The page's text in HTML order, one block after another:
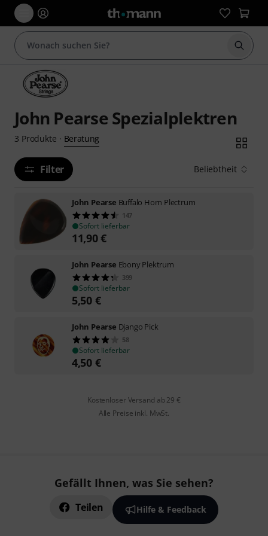
Suche
John Pearse Spezialplektren
3 Produkte · Beratung
Filter Beliebtheit
John Pearse Buffalo Horn Plectrum
147
Sofort lieferbar
11,90€
John Pearse Ebony Plektrum
399
Sofort lieferbar
5,50 €
John Pearse Django Pick
58
Sofort lieferbar
4,50 €
Kostenloser Versand ab 29 €
Alle Preise inkl. MwSt.
Gefällt Ihnen, was Sie sehen?
Teilen Hilfe & Feedback